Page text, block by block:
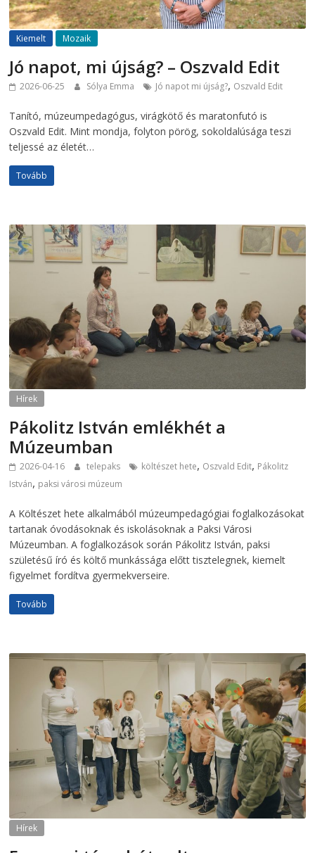
Kiemelt Mozaik
Jó napot, mi újság? – Oszvald Edit
2026-06-25 Sólya Emma Jó napot mi újság?, Oszvald Edit
Tanító, múzeumpedagógus, virágkötő és maratonfutó is
Oszvald Edit. Mint mondja, folyton pörög, sokoldalúsága teszi
teljessé az életét…
Tovább
Hírek
Pákolitz István emlékhét a
Múzeumban
2026-04-16 telepaks költészet hete, Oszvald Edit, Pákolitz
István, paksi városi múzeum
A Költészet hete alkalmából múzeumpedagógiai foglalkozásokat
tartanak óvodásoknak és iskolásoknak a Paksi Városi
Múzeumban. A foglalkozások során Pákolitz István, paksi
születésű író és költő munkássága előtt tisztelegnek, kiemelt
figyelmet fordítva gyermekverseire.
Tovább
Hírek